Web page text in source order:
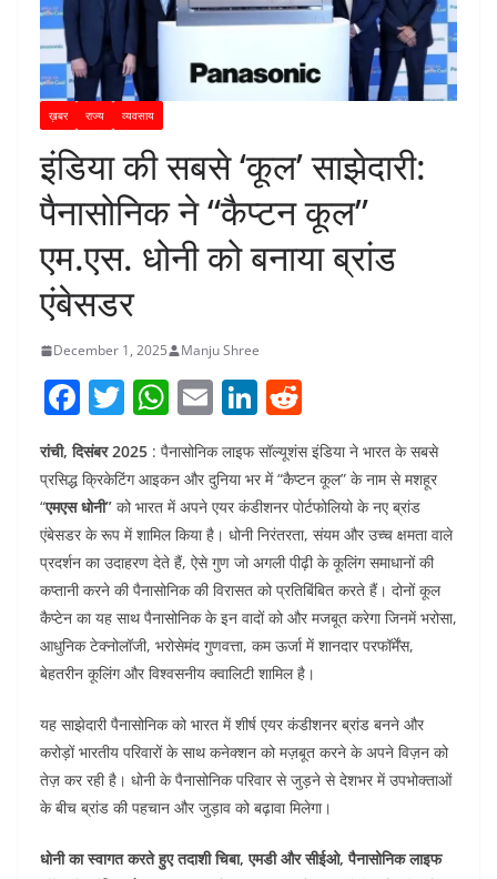
ख़बर राज्य व्यवसाय
इंडिया की सबसे ‘कूल’ साझेदारी:
पैनासोनिक ने “कैप्टन कूल”
एम.एस. धोनी को बनाया ब्रांड
एंबेसडर
December 1, 2025 Manju Shree
F
a
c
e
b
o
o
k
T
itt
er
W
h
at
s
A
p
p
E
ai
l
Li
n
k
e
dI
n
e
d
di
t
रांची, दिसंबर 2025 : पैनासोनिक लाइफ सॉल्यूशंस इंडिया ने भारत के सबसे
प्रसिद्ध क्रिकेटिंग आइकन और दुनिया भर में “कैप्टन कूल” के नाम से मशहूर
“एमएस धोनी” को भारत में अपने एयर कंडीशनर पोर्टफोलियो के नए ब्रांड
एंबेसडर के रूप में शामिल किया है। धोनी निरंतरता, संयम और उच्च क्षमता वाले
प्रदर्शन का उदाहरण देते हैं, ऐसे गुण जो अगली पीढ़ी के कूलिंग समाधानों की
कप्तानी करने की पैनासोनिक की विरासत को प्रतिबिंबित करते हैं। दोनों कूल
कैप्टेन का यह साथ पैनासोनिक के इन वादों को और मजबूत करेगा जिनमें भरोसा,
आधुनिक टेक्नोलॉजी, भरोसेमंद गुणवत्ता, कम ऊर्जा में शानदार परफॉर्मेंस,
बेहतरीन कूलिंग और विश्वसनीय क्वालिटी शामिल है।
यह साझेदारी पैनासोनिक को भारत में शीर्ष एयर कंडीशनर ब्रांड बनने और
करोड़ों भारतीय परिवारों के साथ कनेक्शन को मज़बूत करने के अपने विज़न को
तेज़ कर रही है। धोनी के पैनासोनिक परिवार से जुड़ने से देशभर में उपभोक्ताओं
के बीच ब्रांड की पहचान और जुड़ाव को बढ़ावा मिलेगा।
धोनी का स्वागत करते हुए तदाशी चिबा, एमडी और सीईओ, पैनासोनिक लाइफ